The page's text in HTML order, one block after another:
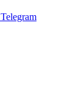
Telegram